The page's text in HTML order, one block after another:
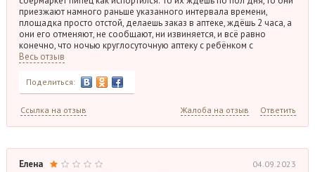
приезжают намного раньше указанного интервала времени,
площадка просто отстой, делаешь заказ в аптеке, ждёшь 2 часа, а
они его отменяют, не сообщают, ни извиняется, и всё равно
конечно, что ночью круглосуточную аптеку с ребёнком с
Весь отзыв
Поделиться:
Ссылка на отзыв Жалоба на отзыв Ответить
Елена 04.09.2023